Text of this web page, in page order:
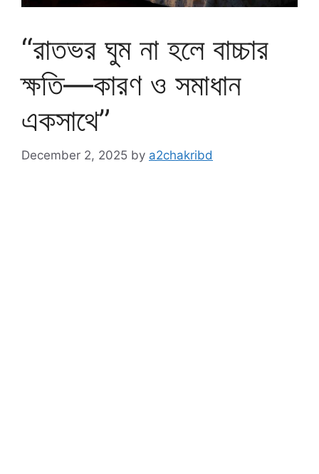
“রাতভর ঘুম না হলে বাচ্চার
ক্ষতি—কারণ ও সমাধান
একসাথে”
December 2, 2025 by a2chakribd